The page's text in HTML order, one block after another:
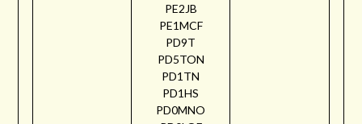
PE2JB
PE1MCF
PD9T
PD5TON
PD1TN
PD1HS
PD0MNO